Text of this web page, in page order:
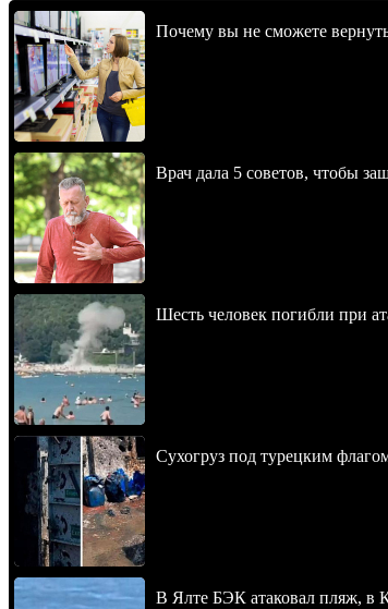
Почему вы не сможете
Врач дала 5 советов, чтобы
Шесть человек погибли при
Сухогруз под турецким
В Ялте БЭК атаковал пляж, в